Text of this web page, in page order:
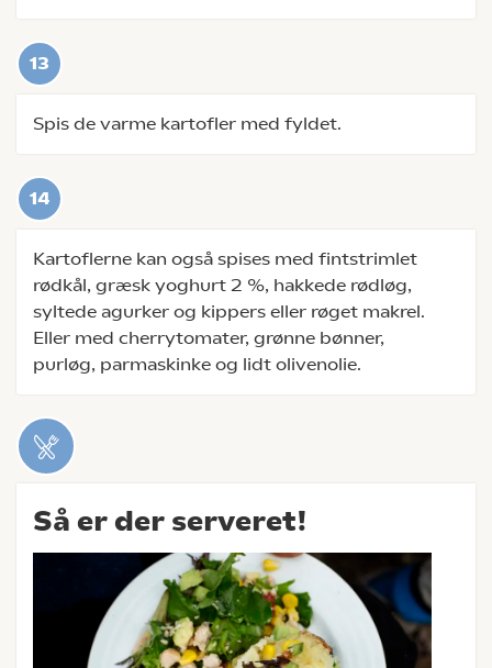
Spis de varme kartofler med fyldet.
Kartoflerne kan også spises med fintstrimlet
rødkål, græsk yoghurt 2 %, hakkede rødløg,
syltede agurker og kippers eller røget makrel.
Eller med cherrytomater, grønne bønner,
purløg, parmaskinke og lidt olivenolie.
Så er der serveret!